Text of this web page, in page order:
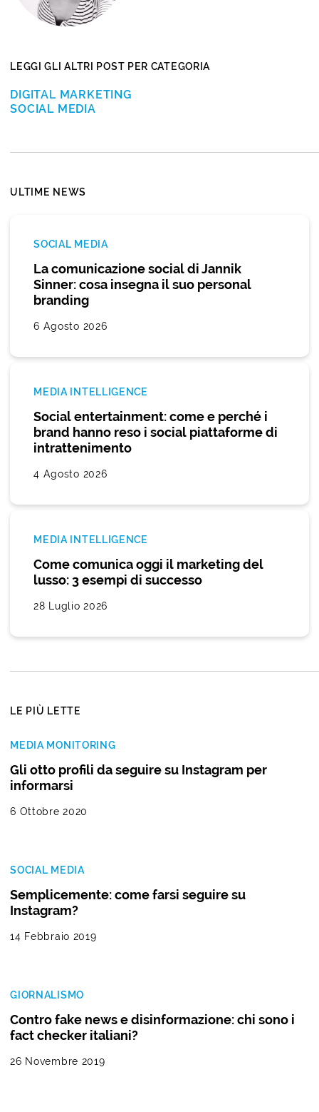
LEGGI GLI ALTRI POST PER CATEGORIA
DIGITAL MARKETING
SOCIAL MEDIA
ULTIME NEWS
SOCIAL MEDIA
La comunicazione social di Jannik
Sinner: cosa insegna il suo personal
branding
6 Agosto 2026
MEDIA INTELLIGENCE
Social entertainment: come e perché i
brand hanno reso i social piattaforme di
intrattenimento
4 Agosto 2026
MEDIA INTELLIGENCE
Come comunica oggi il marketing del
lusso: 3 esempi di successo
28 Luglio 2026
LE PIÙ LETTE
MEDIA MONITORING
Gli otto profili da seguire su Instagram per
informarsi
6 Ottobre 2020
SOCIAL MEDIA
Semplicemente: come farsi seguire su
Instagram?
14 Febbraio 2019
GIORNALISMO
Contro fake news e disinformazione: chi sono i
fact checker italiani?
26 Novembre 2019